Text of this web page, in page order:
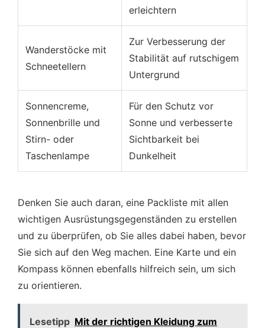
erleichtern
Wanderstöcke mit
Schneetellern
Zur Verbesserung der
Stabilität auf rutschigem
Untergrund
Sonnencreme,
Sonnenbrille und
Stirn- oder
Taschenlampe
Für den Schutz vor
Sonne und verbesserte
Sichtbarkeit bei
Dunkelheit
Denken Sie auch daran, eine Packliste mit allen
wichtigen Ausrüstungsgegenständen zu erstellen
und zu überprüfen, ob Sie alles dabei haben, bevor
Sie sich auf den Weg machen. Eine Karte und ein
Kompass können ebenfalls hilfreich sein, um sich
zu orientieren.
Lesetipp Mit der richtigen Kleidung zum